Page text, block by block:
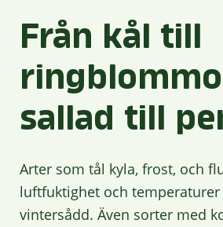
Från kål till
sallad till
Arter som tål kyla, frost, och
luftfuktighet och
vintersådd. Även sorter med